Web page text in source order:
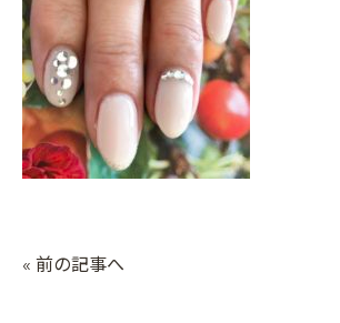
« 前の記事へ